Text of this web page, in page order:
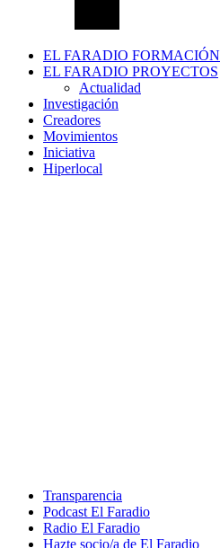
EL FARADIO FORMACIÓN
EL FARADIO PROYECTOS
Actualidad
Investigación
Creadores
Movimientos
Iniciativa
Hiperlocal
Transparencia
Podcast El Faradio
Radio El Faradio
Hazte socio/a de El Faradio